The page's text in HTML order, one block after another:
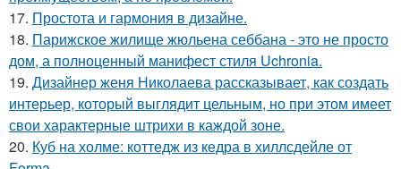
17. Простота и гармония в дизайне.
18. Парижское жилище жюльена себбана - это не просто
дом, а полноценный манифест стиля Uchronia.
19. Дизайнер женя Николаева рассказывает, как создать
интерьер, который выглядит цельным, но при этом имеет
свои характерные штрихи в каждой зоне.
20. Куб на холме: коттедж из кедра в хиллсдейле от